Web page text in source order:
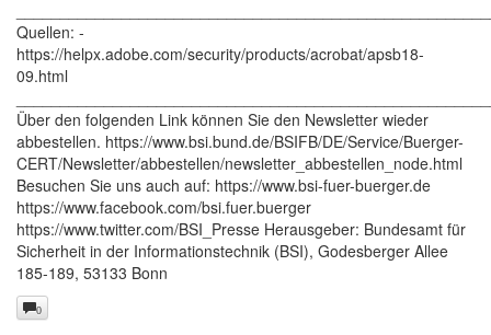
Quellen: -
https://helpx.adobe.com/security/products/acrobat/apsb18-
09.html
Über den folgenden Link können Sie den Newsletter wieder
abbestellen. https://www.bsi.bund.de/BSIFB/DE/Service/Buerger-
CERT/Newsletter/abbestellen/newsletter_abbestellen_node.html
Besuchen Sie uns auch auf: https://www.bsi-fuer-buerger.de
https://www.facebook.com/bsi.fuer.buerger
https://www.twitter.com/BSI_Presse Herausgeber: Bundesamt für
Sicherheit in der Informationstechnik (BSI), Godesberger Allee
185-189, 53133 Bonn
0